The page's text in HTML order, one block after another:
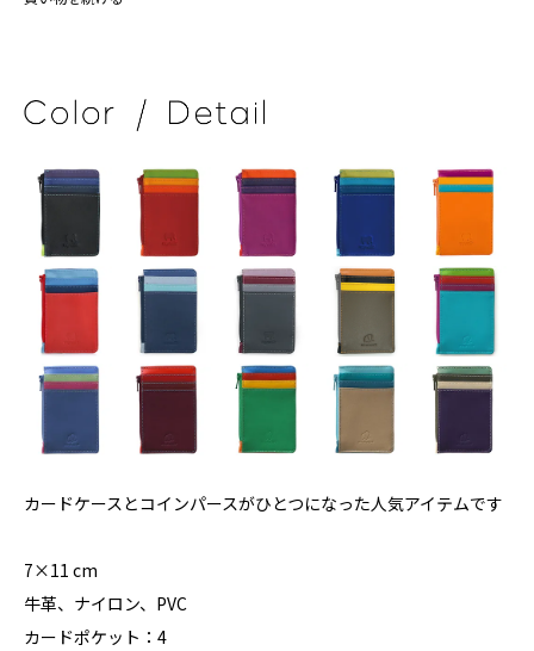
カードケースとコインパースがひとつになった人気アイテムです
7×11 cm
牛革、ナイロン、PVC
カードポケット：4